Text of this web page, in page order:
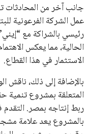
عمل الشركة الفرعونية
رئيسي بالشراكة مع
الحالية، مما يعكس
الاستثمار في هذا القطاع.
بالإضافة إلى ذلك، ناقش
المتعلقة بمشروع
ربط إنتاجه بمصر. التقدم
بالمشروع يعد علامة